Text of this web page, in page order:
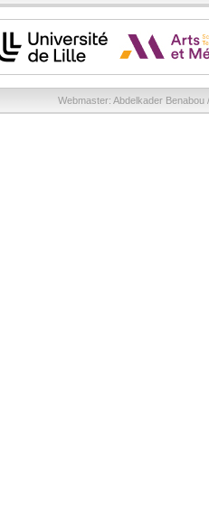
Webmaster: Abdelkader Benabou